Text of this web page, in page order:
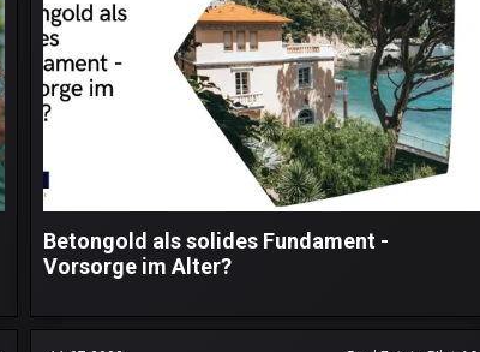
Betongold als solides Fundament -
Vorsorge im Alter?